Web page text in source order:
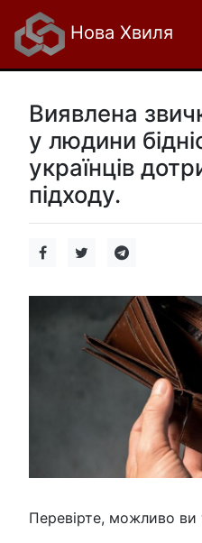
Нова Хвиля
Виявлена
у людини
українців
підходу.
Перевірте, можливо